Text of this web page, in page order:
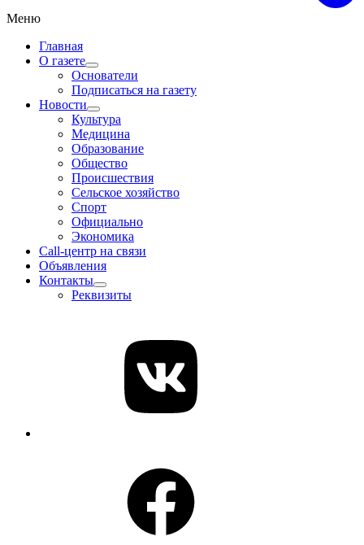
Меню
Главная
О газете
Основатели
Подписаться на газету
Новости
Культура
Медицина
Образование
Общество
Происшествия
Сельское хозяйство
Спорт
Официально
Экономика
Call-центр на связи
Объявления
Контакты
Реквизиты